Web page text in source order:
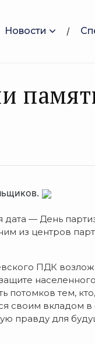
Новости
— День
из центров
ПДК
населенного
потомков тем,
своим
правду для